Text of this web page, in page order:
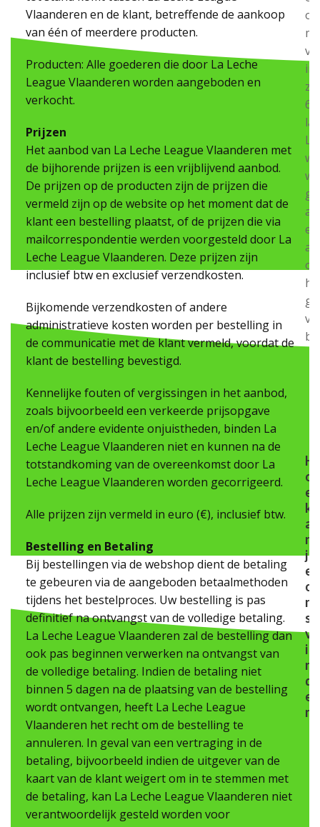
Vlaanderen en de klant, betreffende de aankoop
van één of meerdere producten.
Producten: Alle goederen die door La Leche
League Vlaanderen worden aangeboden en
verkocht.
Prijzen
Het aanbod van La Leche League Vlaanderen met
de bijhorende prijzen is een vrijblijvend aanbod.
De prijzen op de producten zijn de prijzen die
vermeld zijn op de website op het moment dat de
klant een bestelling plaatst, of de prijzen die via
mailcorrespondentie werden voorgesteld door La
Leche League Vlaanderen. Deze prijzen zijn
inclusief btw en exclusief verzendkosten.
Bijkomende verzendkosten of andere
administratieve kosten worden per bestelling in
de communicatie met de klant vermeld, voordat de
klant de bestelling bevestigd.
Kennelijke fouten of vergissingen in het aanbod,
zoals bijvoorbeeld een verkeerde prijsopgave
en/of andere evidente onjuistheden, binden La
Leche League Vlaanderen niet en kunnen na de
totstandkoming van de overeenkomst door La
Leche League Vlaanderen worden gecorrigeerd.
Alle prijzen zijn vermeld in euro (€), inclusief btw.
Bestelling en Betaling
Bij bestellingen via de webshop dient de betaling
te gebeuren via de aangeboden betaalmethoden
tijdens het bestelproces. Uw bestelling is pas
definitief na ontvangst van de volledige betaling.
La Leche League Vlaanderen zal de bestelling dan
ook pas beginnen verwerken na ontvangst van
de volledige betaling. Indien de betaling niet
binnen 5 dagen na de plaatsing van de bestelling
wordt ontvangen, heeft La Leche League
Vlaanderen het recht om de bestelling te
annuleren. In geval van een vertraging in de
betaling, bijvoorbeeld indien de uitgever van de
kaart van de klant weigert om in te stemmen met
de betaling, kan La Leche League Vlaanderen niet
verantwoordelijk gesteld worden voor
in
65
als
op
H
o
e
k
a
n
j
e
o
n
s
v
i
n
d
e
n